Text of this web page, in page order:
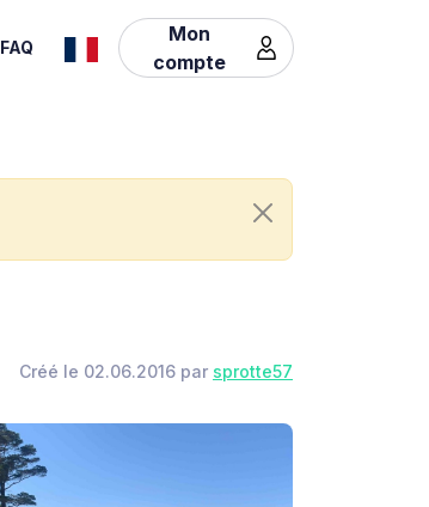
FAQ
Mon
compte
Créé le 02.06.2016 par sprotte57